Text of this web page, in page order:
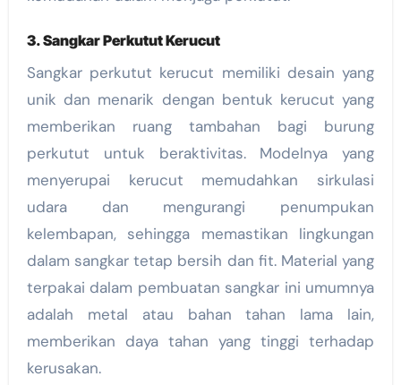
3. Sangkar Perkutut Kerucut
Sangkar perkutut kerucut memiliki desain yang
unik dan menarik dengan bentuk kerucut yang
memberikan ruang tambahan bagi burung
perkutut untuk beraktivitas. Modelnya yang
menyerupai kerucut memudahkan sirkulasi
udara dan mengurangi penumpukan
kelembapan, sehingga memastikan lingkungan
dalam sangkar tetap bersih dan fit. Material yang
terpakai dalam pembuatan sangkar ini umumnya
adalah metal atau bahan tahan lama lain,
memberikan daya tahan yang tinggi terhadap
kerusakan.